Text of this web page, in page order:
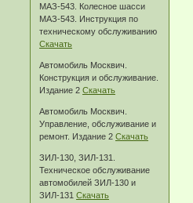
МАЗ-543. Колесное шасси
МАЗ-543. Инструкция по
техническому обслуживанию
Скачать
Автомобиль Москвич.
Конструкция и обслуживание.
Издание 2Скачать
Автомобиль Москвич.
Управление, обслуживание и
ремонт. Издание 2Скачать
ЗИЛ-130, ЗИЛ-131.
Техническое обслуживание
автомобилей ЗИЛ-130 и
ЗИЛ-131Скачать